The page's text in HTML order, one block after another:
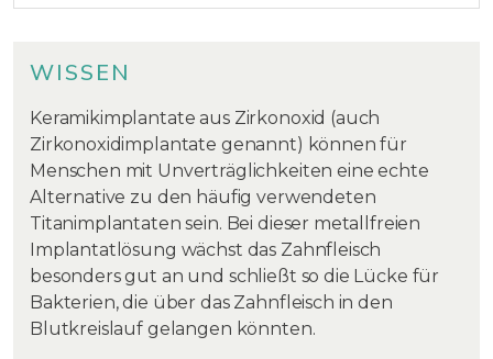
WISSEN
Keramikimplantate aus Zirkonoxid (auch
Zirkonoxidimplantate genannt) können für
Menschen mit Unverträglichkeiten eine echte
Alternative zu den häufig verwendeten
Titanimplantaten sein. Bei dieser metallfreien
Implantatlösung wächst das Zahnfleisch
besonders gut an und schließt so die Lücke für
Bakterien, die über das Zahnfleisch in den
Blutkreislauf gelangen könnten.